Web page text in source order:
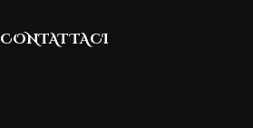
CONTATTACI